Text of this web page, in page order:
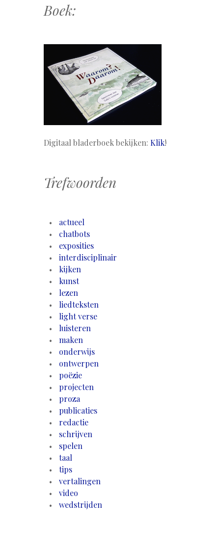
Boek:
Digitaal bladerboek bekijken: Klik!
Trefwoorden
actueel
chatbots
exposities
interdisciplinair
kijken
kunst
lezen
liedteksten
light verse
luisteren
maken
onderwijs
ontwerpen
poëzie
projecten
proza
publicaties
redactie
schrijven
spelen
taal
tips
vertalingen
video
wedstrijden